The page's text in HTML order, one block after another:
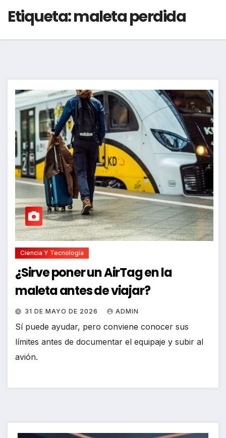
Etiqueta:maleta perdida
Ciencia Y Tecnología
¿Sirve poner un AirTag en la
maleta antes de viajar?
31 DE MAYO DE 2026 ADMIN
Sí puede ayudar, pero conviene conocer sus
límites antes de documentar el equipaje y subir al
avión.